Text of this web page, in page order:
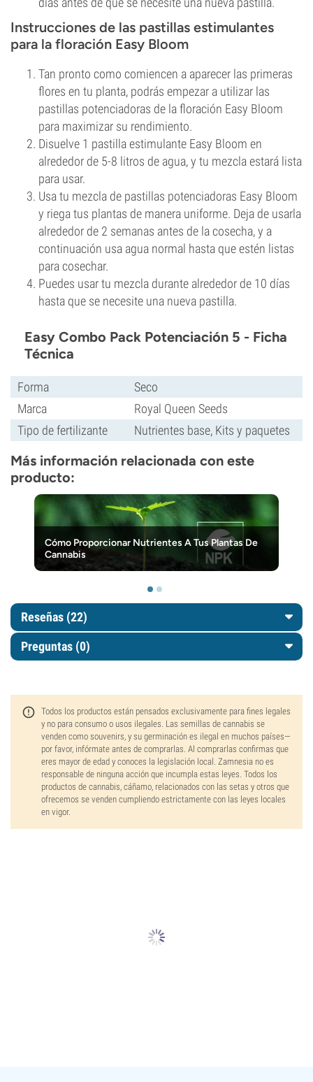
Instrucciones de las pastillas estimulantes
para la floración Easy Bloom
Tan pronto como comiencen a aparecer las primeras
flores en tu planta, podrás empezar a utilizar las
pastillas potenciadoras de la floración Easy Bloom
para maximizar su rendimiento.
Disuelve 1 pastilla estimulante Easy Bloom en
alrededor de 5-8 litros de agua, y tu mezcla estará lista
para usar.
Usa tu mezcla de pastillas potenciadoras Easy Bloom
y riega tus plantas de manera uniforme. Deja de usarla
alrededor de 2 semanas antes de la cosecha, y a
continuación usa agua normal hasta que estén listas
para cosechar.
Puedes usar tu mezcla durante alrededor de 10 días
hasta que se necesite una nueva pastilla.
Easy Combo Pack Potenciación 5 - Ficha
Técnica
Forma
Seco
Marca
Royal Queen Seeds
Tipo de fertilizante
Nutrientes base, Kits y paquetes
Más información relacionada con este
producto:
Cómo Proporcionar Nutrientes A Tus Plantas De
Cannabis
Reseñas (22)
Preguntas (0)
Todos los productos están pensados exclusivamente para fines legales
y no para consumo o usos ilegales. Las semillas de cannabis se
venden como souvenirs, y su germinación es ilegal en muchos países—
por favor, infórmate antes de comprarlas. Al comprarlas confirmas que
eres mayor de edad y conoces la legislación local. Zamnesia no es
responsable de ninguna acción que incumpla estas leyes. Todos los
productos de cannabis, cáñamo, relacionados con las setas y otros que
ofrecemos se venden cumpliendo estrictamente con las leyes locales
en vigor.